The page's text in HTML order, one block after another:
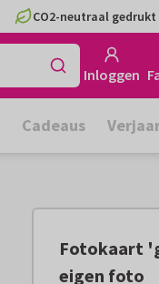
CO2-neutraal gedrukt
Inloggen
Cadeaus
Fotokaart
eigen foto